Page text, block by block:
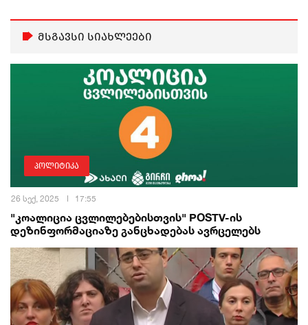
მსგავსი სიახლეები
პოლიტიკა
26 სექ, 2025 17:55
"კოალიცია ცვლილებებისთვის" POSTV-ის
დეზინფორმაციაზე განცხადებას ავრცელებს